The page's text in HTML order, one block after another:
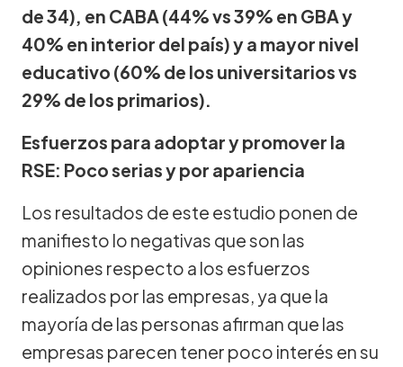
de 34), en CABA (44% vs 39% en GBA y
40% en interior del país) y a mayor nivel
educativo (60% de los universitarios vs
29% de los primarios).
Esfuerzos para adoptar y promover la
RSE: Poco serias y por apariencia
Los resultados de este estudio ponen de
manifiesto lo negativas que son las
opiniones respecto a los esfuerzos
realizados por las empresas, ya que la
mayoría de las personas afirman que las
empresas parecen tener poco interés en su